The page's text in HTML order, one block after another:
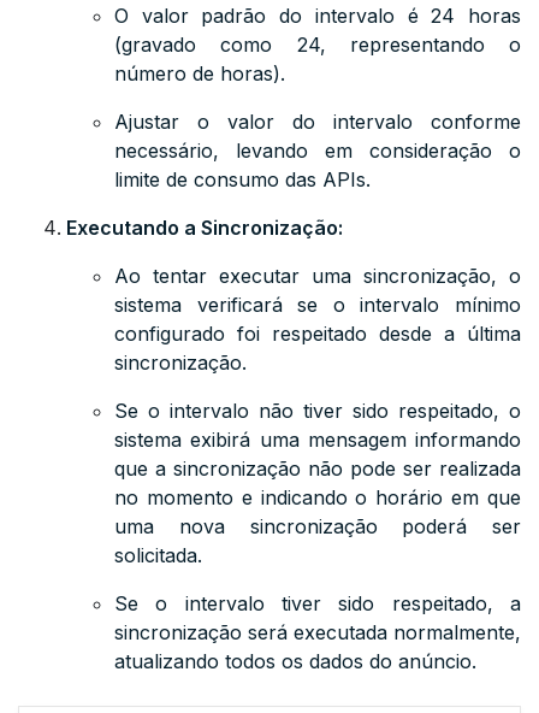
O valor padrão do intervalo é 24 horas
(gravado como 24, representando o
número de horas).
Ajustar o valor do intervalo conforme
necessário, levando em consideração o
limite de consumo das APIs.
Executando a Sincronização:
Ao tentar executar uma sincronização, o
sistema verificará se o intervalo mínimo
configurado foi respeitado desde a última
sincronização.
Se o intervalo não tiver sido respeitado, o
sistema exibirá uma mensagem informando
que a sincronização não pode ser realizada
no momento e indicando o horário em que
uma nova sincronização poderá ser
solicitada.
Se o intervalo tiver sido respeitado, a
sincronização será executada normalmente,
atualizando todos os dados do anúncio.